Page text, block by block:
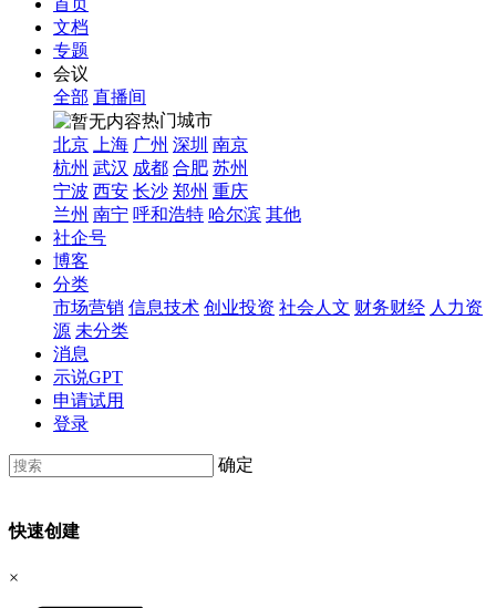
首页
文档
专题
会议
全部 直播间
热门城市
北京
上海 广州 深圳 南京
杭州 武汉 成都 合肥 苏州
宁波 西安 长沙 郑州 重庆
兰州 南宁 呼和浩特 哈尔滨 其他
社企号
博客
分类
市场营销 信息技术 创业投资 社会人文 财务财经 人力资
源 未分类
消息
示说GPT
申请试用
登录
确定
快速创建
×